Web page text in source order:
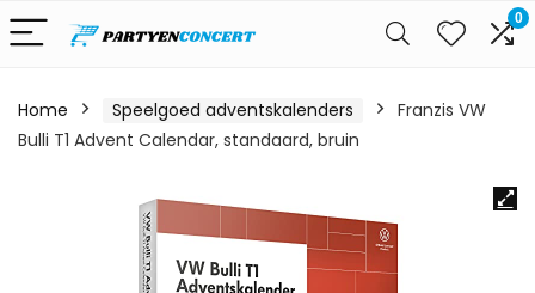
0
Home Speelgoed adventskalenders
Franzis VW
Bulli T1 Advent Calendar, standaard, bruin